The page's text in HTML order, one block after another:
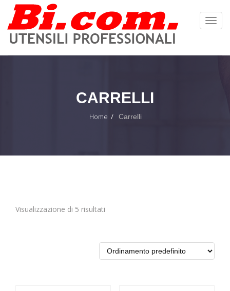
CARRELLI
Home Carrelli
Visualizzazione di 5 risultati